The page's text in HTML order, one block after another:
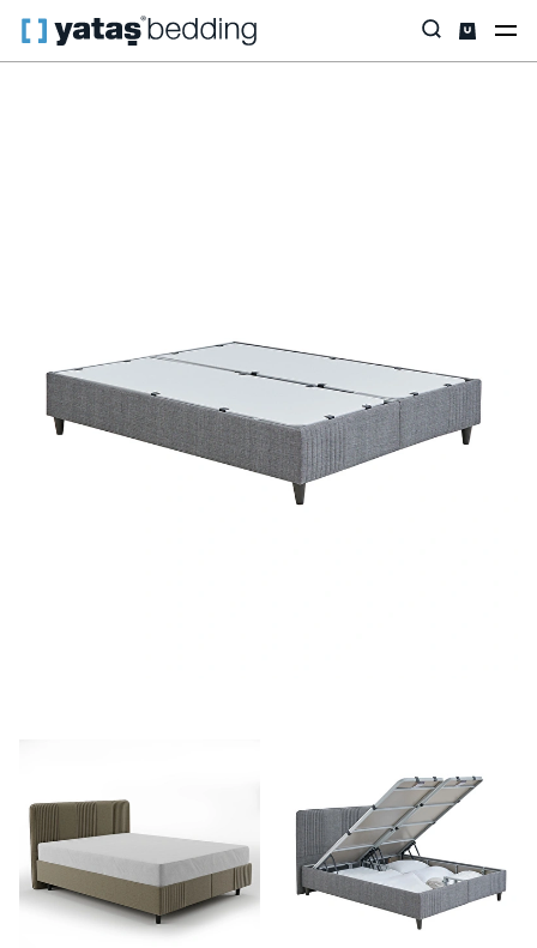
Anasayfa Baza & Başlık İhtiyaca Göre Wool Sense